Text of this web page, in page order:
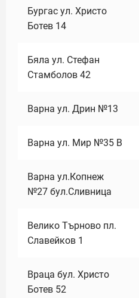
Бургас ул. Христо
Ботев 14
Бяла ул. Стефан
Стамболов 42
Варна ул. Дрин №13
Варна ул. Мир №35 В
Варна ул.Копнеж
№27 бул.Сливница
Велико Търново пл.
Славейков 1
Враца бул. Христо
Ботев 52